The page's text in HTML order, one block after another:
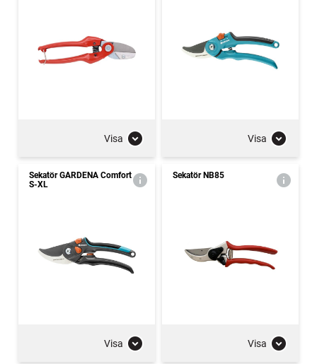
Visa Visa
Sekatör GARDENA Comfort
S-XL
Visa
Sekatör NB85
Visa